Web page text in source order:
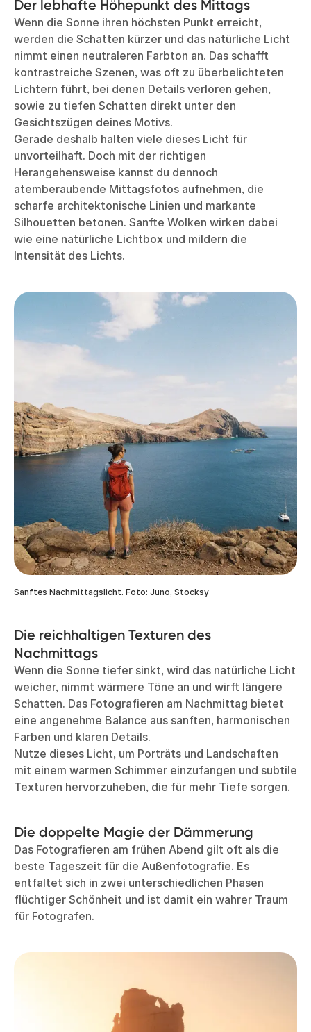
Der lebhafte Höhepunkt des Mittags
Wenn die Sonne ihren höchsten Punkt erreicht,
werden die Schatten kürzer und das natürliche Licht
nimmt einen neutraleren Farbton an. Das schafft
kontrastreiche Szenen, was oft zu überbelichteten
Lichtern führt, bei denen Details verloren gehen,
sowie zu tiefen Schatten direkt unter den
Gesichtszügen deines Motivs.
Gerade deshalb halten viele dieses Licht für
unvorteilhaft. Doch mit der richtigen
Herangehensweise kannst du dennoch
atemberaubende Mittagsfotos aufnehmen, die
scharfe architektonische Linien und markante
Silhouetten betonen. Sanfte Wolken wirken dabei
wie eine natürliche Lichtbox und mildern die
Intensität des Lichts.
Sanftes Nachmittagslicht. Foto: Juno, Stocksy
Die reichhaltigen Texturen des
Nachmittags
Wenn die Sonne tiefer sinkt, wird das natürliche Licht
weicher, nimmt wärmere Töne an und wirft längere
Schatten. Das Fotografieren am Nachmittag bietet
eine angenehme Balance aus sanften, harmonischen
Farben und klaren Details.
Nutze dieses Licht, um Porträts und Landschaften
mit einem warmen Schimmer einzufangen und subtile
Texturen hervorzuheben, die für mehr Tiefe sorgen.
Die doppelte Magie der Dämmerung
Das Fotografieren am frühen Abend gilt oft als die
beste Tageszeit für die Außenfotografie. Es
entfaltet sich in zwei unterschiedlichen Phasen
flüchtiger Schönheit und ist damit ein wahrer Traum
für Fotografen.